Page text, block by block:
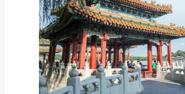
Китай, Пекин. Zhongan Hotel
от5 307 ₽
Добавить в вишлист